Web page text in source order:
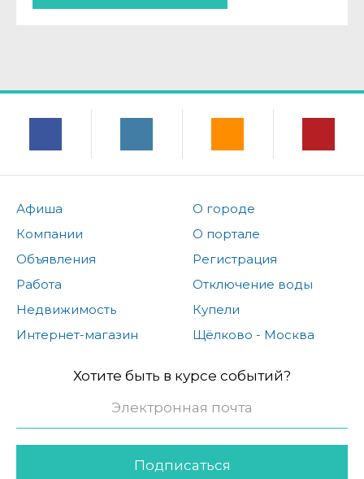
Афиша
Компании
Объявления
Работа
Недвижимость
Интернет-магазин
О городе
О портале
Регистрация
Отключение воды
Купели
Щёлково - Москва
Хотите быть в курсе событий?
Подписаться